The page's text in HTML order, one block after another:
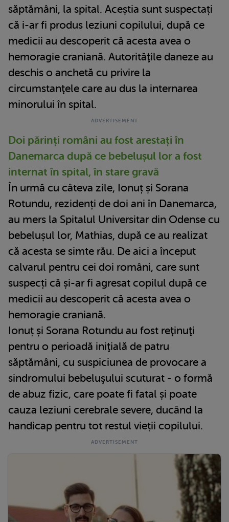
săptămâni, la spital. Aceștia sunt suspectați
că i-ar fi produs leziuni copilului, după ce
medicii au descoperit că acesta avea o
hemoragie craniană. Autorităţile daneze au
deschis o anchetă cu privire la
circumstanţele care au dus la internarea
minorului în spital.
Doi părinți români au fost arestați în
Danemarca după ce bebelușul lor a fost
internat în spital, în stare gravă
În urmă cu câteva zile, Ionuț și Sorana
Rotundu, rezidenți de doi ani în Danemarca,
au mers la Spitalul Universitar din Odense cu
bebelușul lor, Mathias, după ce au realizat
că acesta se simte rău. De aici a început
calvarul pentru cei doi români, care sunt
suspecți că și-ar fi agresat copilul după ce
medicii au descoperit că acesta avea o
hemoragie craniană.
Ionuț și Sorana Rotundu au fost reţinuţi
pentru o perioadă iniţială de patru
săptămâni, cu suspiciunea de provocare a
sindromului bebeluşului scuturat - o formă
de abuz fizic, care poate fi fatal și poate
cauza leziuni cerebrale severe, ducând la
handicap pentru tot restul vieții copilului.